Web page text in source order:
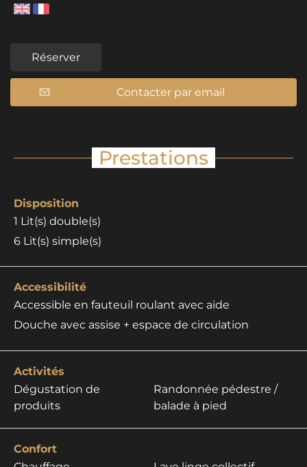
Réserver
Contacter par email
Prestations
Disposition
1 Lit(s) double(s)
6 Lit(s) simple(s)
Accessibilité
Accessible en fauteuil roulant avec aide
Douche avec assise + espace de circulation
Activités
Dégustation de
produits
Randonnée pédestre /
balade à pied
Confort